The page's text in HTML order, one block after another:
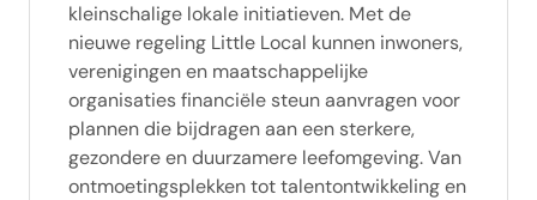
kleinschalige lokale initiatieven. Met de
nieuwe regeling Little Local kunnen inwoners,
verenigingen en maatschappelijke
organisaties financiële steun aanvragen voor
plannen die bijdragen aan een sterkere,
gezondere en duurzamere leefomgeving. Van
ontmoetingsplekken tot talentontwikkeling en